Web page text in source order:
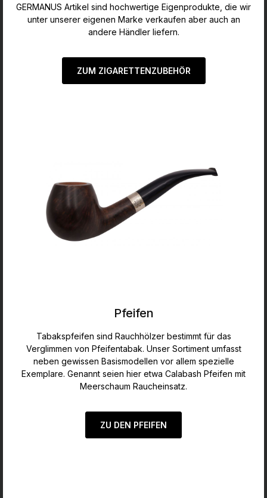
GERMANUS Artikel sind hochwertige Eigenprodukte, die wir
unter unserer eigenen Marke verkaufen aber auch an
andere Händler liefern.
ZUM ZIGARETTENZUBEHÖR
Pfeifen
Tabakspfeifen sind Rauchhölzer bestimmt für das
Verglimmen von Pfeifentabak. Unser Sortiment umfasst
neben gewissen Basismodellen vor allem spezielle
Exemplare. Genannt seien hier etwa Calabash Pfeifen mit
Meerschaum Raucheinsatz.
ZU DEN PFEIFEN